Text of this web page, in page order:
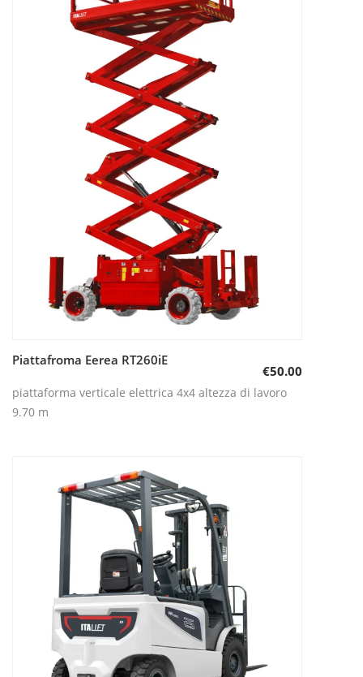
Aggiungi al carrello
Piattafroma Eerea RT260iE
€50.00
piattaforma verticale elettrica 4x4 altezza di lavoro
9.70 m